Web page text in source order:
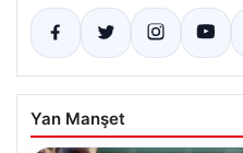
Yan Manşet